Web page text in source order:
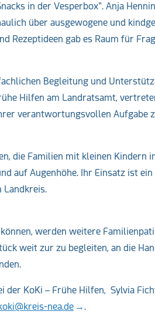
in der Vesperbox“. Anja
über ausgewogene und
Rezeptideen gab es Raum für
Begleitung und
Hilfen am Landratsamt,
verantwortungsvollen Aufgabe
die Familien mit kleinen Kindern
auf Augenhöhe. Ihr Einsatz ist
Landkreis.
werden weitere
weit zur zu begleiten, an die
KoKi – Frühe Hilfen, Sylvia
nea.de .